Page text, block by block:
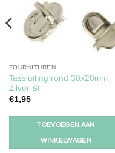
FOURNITUREN
Tassluiting rond 30x20mm
Zilver SI
€1,95
TOEVOEGEN AAN
WINKELWAGEN